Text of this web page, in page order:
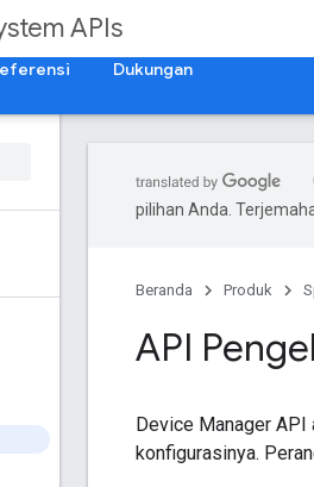
APIs
Dukungan
pilihan Anda.
Beranda Produk
API
Device Manager API
konfigurasinya.